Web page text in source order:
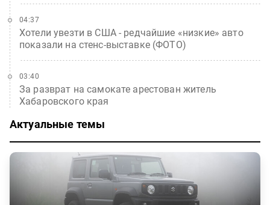
Хотели увезти в США - редчайшие «низкие» авто
показали на стенс-выставке (ФОТО)
04:37
За разврат на самокате арестован житель
Хабаровского края
03:40
Актуальные темы